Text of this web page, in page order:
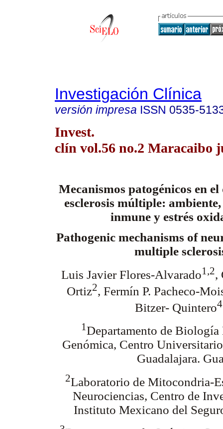
Investigación Clínica
versión impresa ISSN 0535-
Invest.
clín vol.56 no.2 Maracaibo
Mecanismos patogénicos en
esclerosis múltiple: ambiente,
inmune y estrés
Pathogenic mechanisms of
multiple
Luis Javier Flores-Alvarado1,2,
Ortiz2, Fermín P. Pacheco-
Bitzer- Quintero4
1Departamento de
Genómica, Centro
Guadalajara.
2Laboratorio de Mitocondria-
Neurociencias, Centro de
Instituto Mexicano del